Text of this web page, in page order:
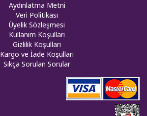
Aydınlatma Metni
Veri Politikası
Üyelik Sözleşmesi
Kullanım Koşulları
Gizlilik Koşulları
Kargo ve İade Koşulları
Sıkça Sorulan Sorular